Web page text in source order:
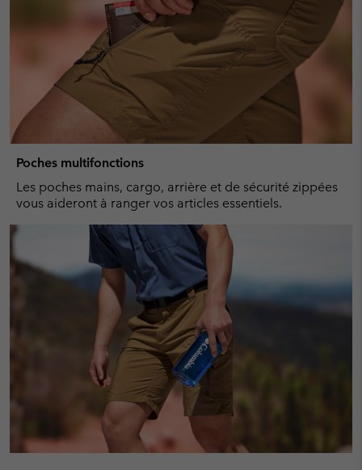
Poches multifonctions
Les poches mains, cargo, arrière et de sécurité zippées
vous aideront à ranger vos articles essentiels.